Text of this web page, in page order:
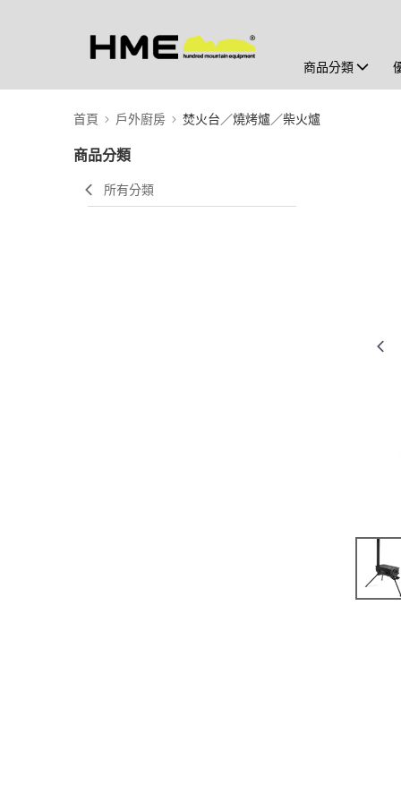
商品分類
首頁 戶外廚房 焚火台／燒烤爐／柴火爐
商品分類
所有分類